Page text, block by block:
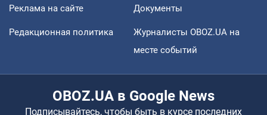
Реклама на сайте Документы
Редакционная политика
Журналисты OBOZ.UA на
месте событий
OBOZ.UA в Google News
Подписывайтесь, чтобы быть в курсе последних